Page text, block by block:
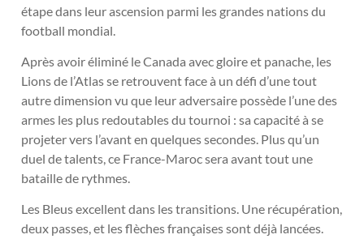
étape dans leur ascension parmi les grandes nations du
football mondial.
Après avoir éliminé le Canada avec gloire et panache, les
Lions de l’Atlas se retrouvent face à un défi d’une tout
autre dimension vu que leur adversaire possède l’une des
armes les plus redoutables du tournoi : sa capacité à se
projeter vers l’avant en quelques secondes. Plus qu’un
duel de talents, ce France-Maroc sera avant tout une
bataille de rythmes.
Les Bleus excellent dans les transitions. Une récupération,
deux passes, et les flèches françaises sont déjà lancées.